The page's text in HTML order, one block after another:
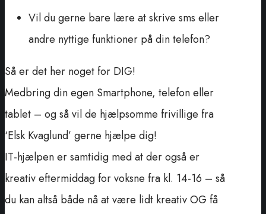
Vil du gerne bare lære at skrive sms eller
andre nyttige funktioner på din telefon?
Så er det her noget for DIG!
Medbring din egen Smartphone, telefon eller
tablet – og så vil de hjælpsomme frivillige fra
‘Elsk Kvaglund’ gerne hjælpe dig!
IT-hjælpen er samtidig med at der også er
kreativ eftermiddag for voksne fra kl. 14-16 – så
du kan altså både nå at være lidt kreativ OG få